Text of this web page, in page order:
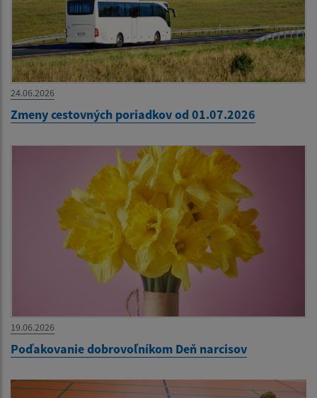
24.06.2026
Zmeny cestovných poriadkov od 01.07.2026
19.06.2026
Poďakovanie dobrovoľníkom Deň narcisov